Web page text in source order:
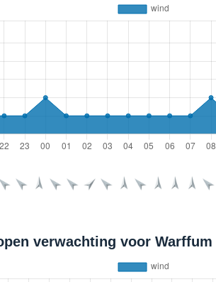
verwachting voor Warffum